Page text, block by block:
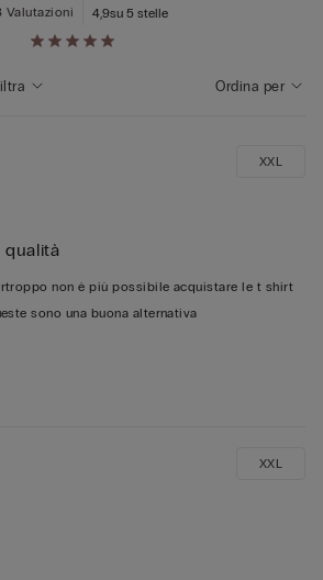
4,9su 5 stelle
Valutazioni
Ordina per
non è più possibile acquistare le t shirt
sono una buona alternativa
XXL
XXL